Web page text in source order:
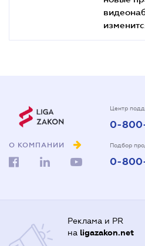
О КОМПАНИИ
Центр
0-
Подбор
0-
Реклама и PR
на ligazakon.net